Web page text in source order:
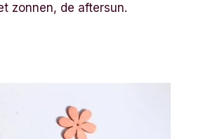
zonnen, de aftersun.